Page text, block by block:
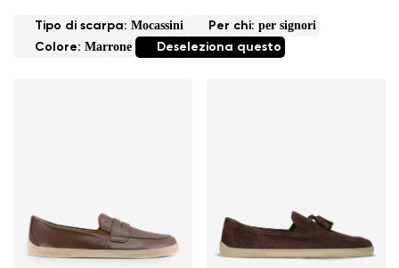
Tipo di scarpa: Mocassini Per chi: per signori
Colore: Marrone Deseleziona questo